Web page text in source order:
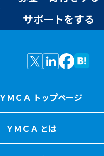
サポートをする
ＭＣＡ トップページ
ＹＭＣＡ とは